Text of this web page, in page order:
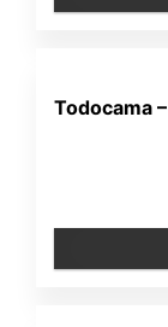
Todocama